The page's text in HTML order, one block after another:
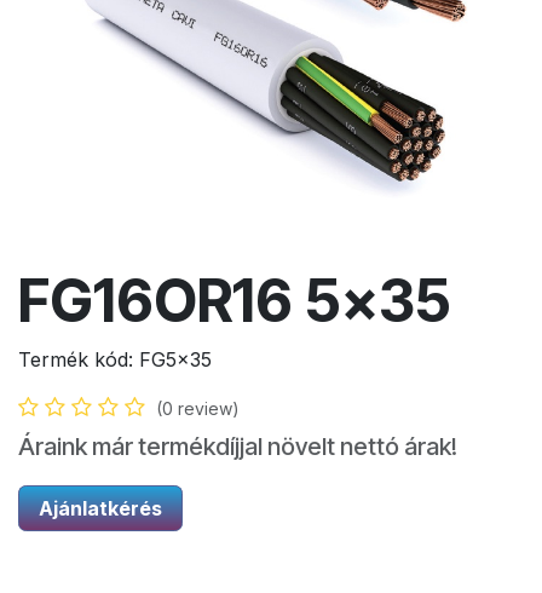
FG16OR16 5x35
Termék kód: FG5x35
(0 review)
Áraink már termékdíjjal növelt nettó árak!
Ajánlatkérés